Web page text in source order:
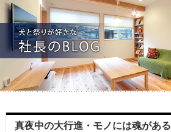
真夜中の大行進・モノには魂がある